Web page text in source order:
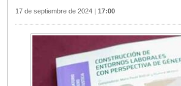
17 de septiembre de 2024 | 17:00